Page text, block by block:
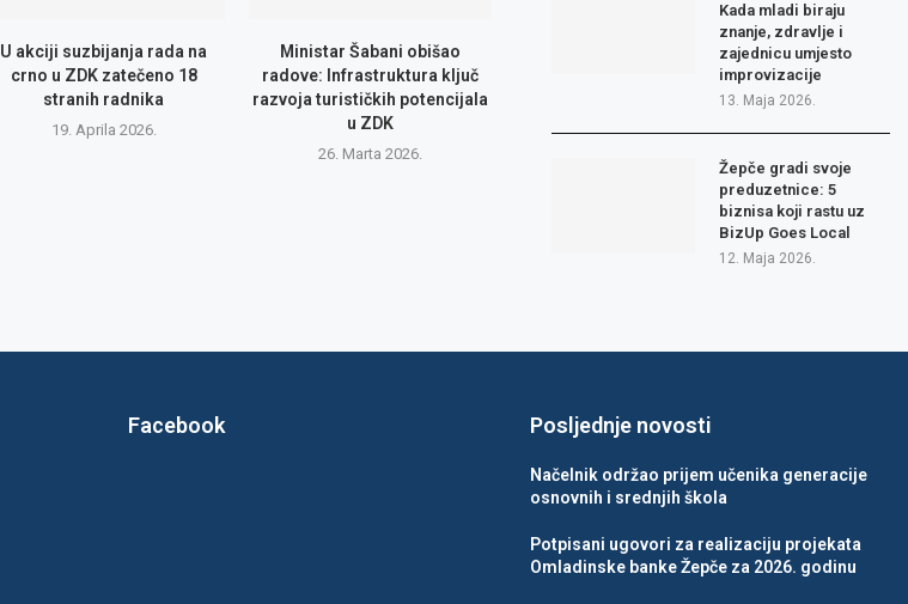
U akciji suzbijanja rada na
crno u ZDK zatečeno 18
stranih radnika
19. Aprila 2026.
Ministar Šabani obišao
radove: Infrastruktura ključ
razvoja turističkih potencijala
u ZDK
26. Marta 2026.
Kada mladi biraju
znanje, zdravlje i
zajednicu umjesto
improvizacije
13. Maja 2026.
Žepče gradi svoje
preduzetnice: 5
biznisa koji rastu uz
BizUp Goes Local
12. Maja 2026.
Facebook Posljednje novosti
Načelnik održao prijem učenika generacije
osnovnih i srednjih škola
Potpisani ugovori za realizaciju projekata
Omladinske banke Žepče za 2026. godinu